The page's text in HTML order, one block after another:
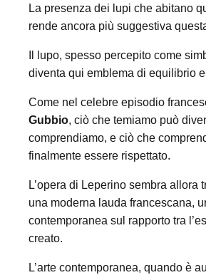
La presenza dei lupi che abitano
rende ancora più suggestiva
Il lupo, spesso percepito come
diventa qui emblema di equilibrio
Come nel celebre episodio
Gubbio, ciò che temiamo può
comprendiamo, e ciò che
finalmente essere rispettato.
L’opera di Leperino sembra allora
una moderna lauda francescana,
contemporanea sul rapporto tra
creato.
L’arte contemporanea, quando è